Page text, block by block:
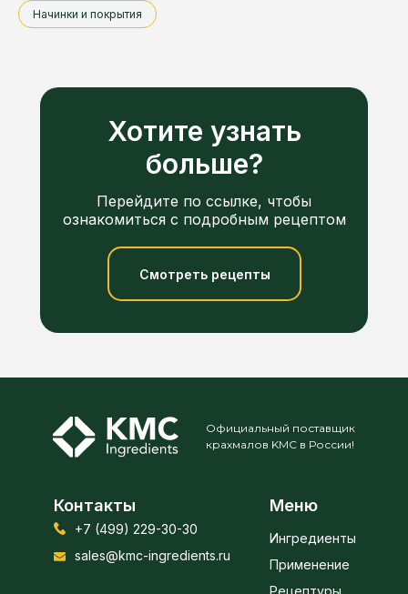
Начинки и покрытия
Перейдите по ссылке, чтобы
ознакомиться с подробным рецептом
Хотите узнать
больше?
Смотреть рецепты
Контакты Меню
+7 (499) 229-30-30
sales@kmc-ingredients.ru
Ингредиенты
Применение
Рецептуры
Официальный поставщик
крахмалов KMC в России!